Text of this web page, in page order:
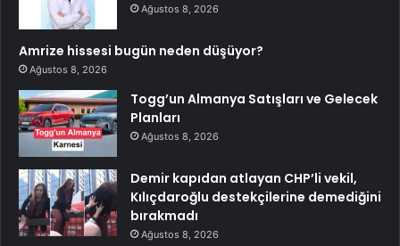
Ağustos 8, 2026
Amrize hissesi bugün neden düşüyor?
Ağustos 8, 2026
Togg’un Almanya Satışları ve Gelecek
Planları
Ağustos 8, 2026
Demir kapıdan atlayan CHP’li vekil,
Kılıçdaroğlu destekçilerine demediğini
bırakmadı
Ağustos 8, 2026